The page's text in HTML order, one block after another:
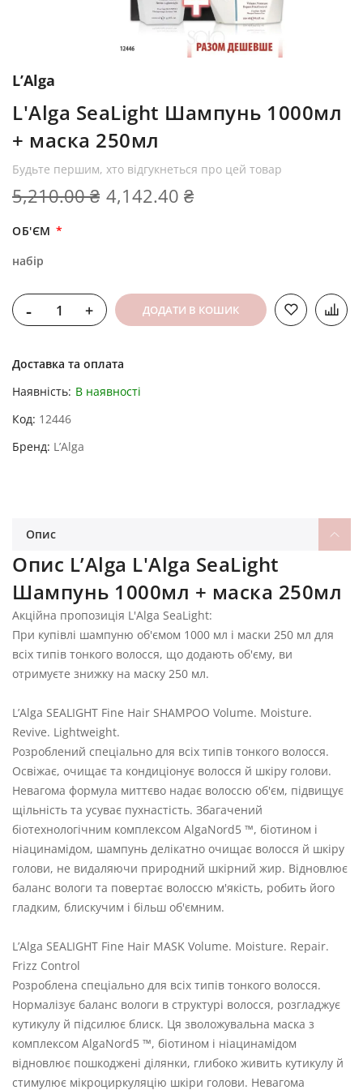
L’Alga
L'Alga SeaLight Шампунь 1000мл
+ маска 250мл
Будьте першим, хто відгукнеться про цей товар
4,142.40 ₴
5,210.00 ₴
ОБ'ЄМ
набір
- + ДОДАТИ В КОШИК
Доставка та оплата
Наявність: В наявності
Код 12446
Бренд L’Alga
Опис
Опис L’Alga L'Alga SeaLight
Шампунь 1000мл + маска 250мл
Акційна пропозиція L'Alga SeaLight:
При купівлі шампуню об'ємом 1000 мл і маски 250 мл для
всіх типів тонкого волосся, що додають об'єму, ви
отримуєте знижку на маску 250 мл.
L’Alga SEALIGHT Fine Hair SHAMPOO Volume. Moisture.
Revive. Lightweight.
Розроблений спеціально для всіх типів тонкого волосся.
Освіжає, очищає та кондиціонує волосся й шкіру голови.
Невагома формула миттєво надає волоссю об'єм, підвищує
щільність та усуває пухнастість. Збагачений
біотехнологічним комплексом AlgaNord5 ™, біотином і
ніацинамідом, шампунь делікатно очищає волосся й шкіру
голови, не видаляючи природний шкірний жир. Відновлює
баланс вологи та повертає волоссю м'якість, робить його
гладким, блискучим і більш об'ємним.
L’Alga SEALIGHT Fine Hair MASK Volume. Moisture. Repair.
Frizz Control
Розроблена спеціально для всіх типів тонкого волосся.
Нормалізує баланс вологи в структурі волосся, розгладжує
кутикулу й підсилює блиск. Ця зволожувальна маска з
комплексом AlgaNord5 ™, біотином і ніацинамідом
відновлює пошкоджені ділянки, глибоко живить кутикулу й
стимулює мікроциркуляцію шкіри голови. Невагома